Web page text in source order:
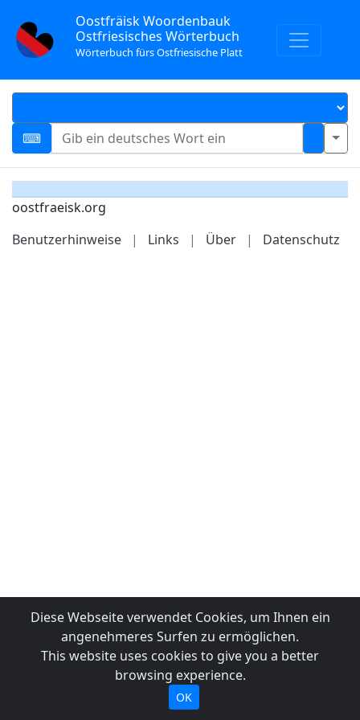
Oostfräisk Woordenbauk
Ostfriesisches Wörterbuch
Wörterbuch fürs Ostfriesische Platt
oostfraeisk.org
Benutzerhinweise
| Links | Über | Datenschutz
Diese Webseite verwendet Cookies, um Ihnen ein
angenehmeres Surfen zu ermöglichen.
This website uses cookies to give you a better
browsing experience.
OK